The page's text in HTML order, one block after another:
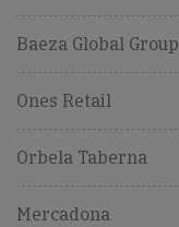
Baeza Global Group
Ones Retail
Orbela Taberna
Mercadona